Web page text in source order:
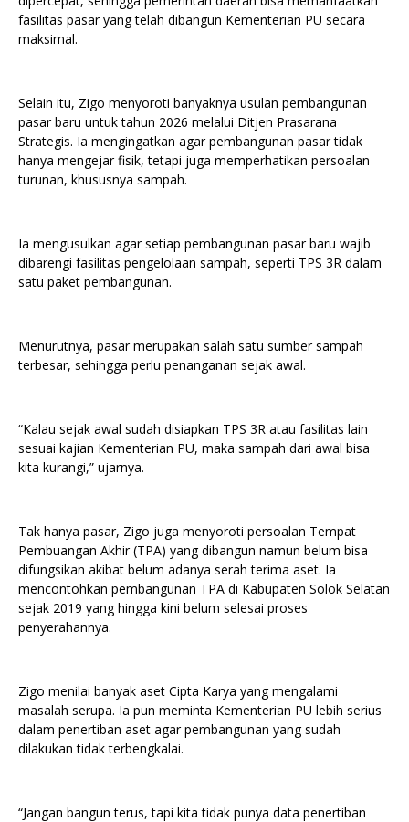
fasilitas pasar yang telah dibangun Kementerian PU secara
maksimal.
Selain itu, Zigo menyoroti banyaknya usulan pembangunan
pasar baru untuk tahun 2026 melalui Ditjen Prasarana
Strategis. Ia mengingatkan agar pembangunan pasar tidak
hanya mengejar fisik, tetapi juga memperhatikan persoalan
turunan, khususnya sampah.
Ia mengusulkan agar setiap pembangunan pasar baru wajib
dibarengi fasilitas pengelolaan sampah, seperti TPS 3R dalam
satu paket pembangunan.
Menurutnya, pasar merupakan salah satu sumber sampah
terbesar, sehingga perlu penanganan sejak awal.
“Kalau sejak awal sudah disiapkan TPS 3R atau fasilitas lain
sesuai kajian Kementerian PU, maka sampah dari awal bisa
kita kurangi,” ujarnya.
Tak hanya pasar, Zigo juga menyoroti persoalan Tempat
Pembuangan Akhir (TPA) yang dibangun namun belum bisa
difungsikan akibat belum adanya serah terima aset. Ia
mencontohkan pembangunan TPA di Kabupaten Solok Selatan
sejak 2019 yang hingga kini belum selesai proses
penyerahannya.
Zigo menilai banyak aset Cipta Karya yang mengalami
masalah serupa. Ia pun meminta Kementerian PU lebih serius
dalam penertiban aset agar pembangunan yang sudah
dilakukan tidak terbengkalai.
“Jangan bangun terus, tapi kita tidak punya data penertiban